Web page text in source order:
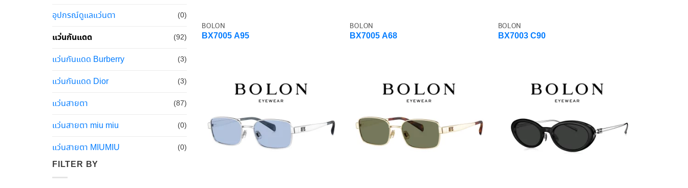
อุปกรณ์ดูแลแว่นตา (0)
แว่นกันแดด (92)
แว่นกันแดด Burberry (3)
แว่นกันแดด Dior (3)
แว่นสายตา (87)
แว่นสายตา miu miu (0)
แว่นสายตา MIUMIU (0)
FILTER BY
BOLON
BX7005 A95
BOLON
BX7005 A68
BOLON
BX7003 C90